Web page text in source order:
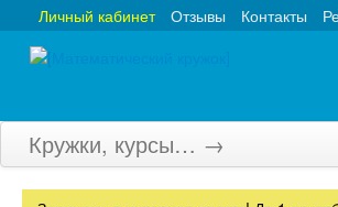
Контакты
Отзывы
Личный кабинет
Кружки, курсы… →
Главная